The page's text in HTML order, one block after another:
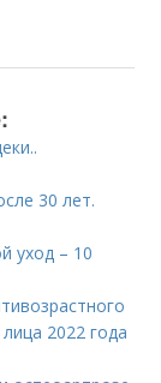
30 лет.
уход – 10
2022 года